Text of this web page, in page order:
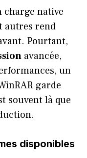
charge native
autres rend
Pourtant,
avancée,
un
garde
souvent là que
disponibles